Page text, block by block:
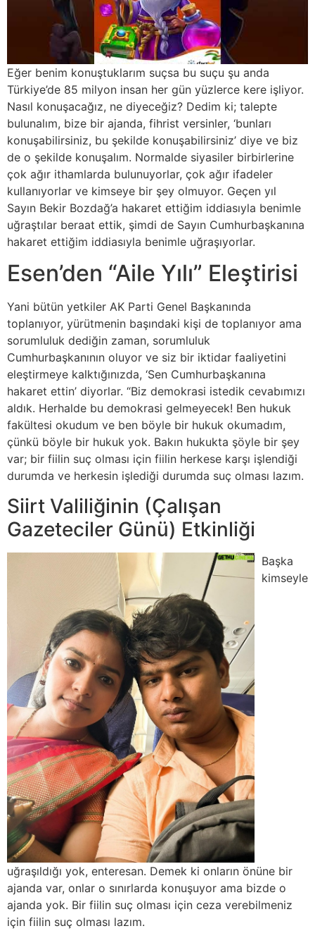
Eğer benim konuştuklarım suçsa bu suçu şu anda
Türkiye’de 85 milyon insan her gün yüzlerce kere işliyor.
Nasıl konuşacağız, ne diyeceğiz? Dedim ki; talepte
bulunalım, bize bir ajanda, fihrist versinler, ‘bunları
konuşabilirsiniz, bu şekilde konuşabilirsiniz’ diye ve biz
de o şekilde konuşalım. Normalde siyasiler birbirlerine
çok ağır ithamlarda bulunuyorlar, çok ağır ifadeler
kullanıyorlar ve kimseye bir şey olmuyor. Geçen yıl
Sayın Bekir Bozdağ’a hakaret ettiğim iddiasıyla benimle
uğraştılar beraat ettik, şimdi de Sayın Cumhurbaşkanına
hakaret ettiğim iddiasıyla benimle uğraşıyorlar.
Esen’den “Aile Yılı” Eleştirisi
Yani bütün yetkiler AK Parti Genel Başkanında
toplanıyor, yürütmenin başındaki kişi de toplanıyor ama
sorumluluk dediğin zaman, sorumluluk
Cumhurbaşkanının oluyor ve siz bir iktidar faaliyetini
eleştirmeye kalktığınızda, ‘Sen Cumhurbaşkanına
hakaret ettin’ diyorlar. “Biz demokrasi istedik cevabımızı
aldık. Herhalde bu demokrasi gelmeyecek! Ben hukuk
fakültesi okudum ve ben böyle bir hukuk okumadım,
çünkü böyle bir hukuk yok. Bakın hukukta şöyle bir şey
var; bir fiilin suç olması için fiilin herkese karşı işlendiği
durumda ve herkesin işlediği durumda suç olması lazım.
Siirt Valiliğinin (Çalışan
Gazeteciler Günü) Etkinliği
Başka
kimseyle
uğraşıldığı yok, enteresan. Demek ki onların önüne bir
ajanda var, onlar o sınırlarda konuşuyor ama bizde o
ajanda yok. Bir fiilin suç olması için ceza verebilmeniz
için fiilin suç olması lazım.